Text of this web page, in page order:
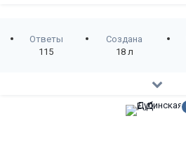
Ответы
115
Создана
18 л